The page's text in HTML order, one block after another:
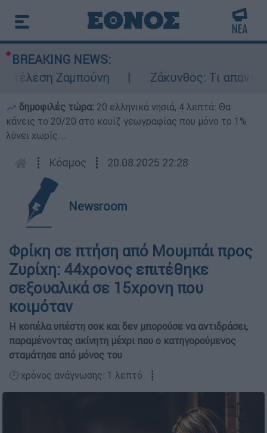
BREAKING NEWS:
Ζαμπούνη
Ζάκυνθος: Τι απαντά
δημοφιλές τώρα: 20 ελληνικά νησιά, 4 λεπτά: Θα
κάνεις το 20/20 στο κουίζ γεωγραφίας που μόνο το 1%
λύνει χωρίς...
┋ Κόσμος ┋ 20.08.2025 22:28
Newsroom
Φρίκη σε πτήση από Μουμπάι προς
Ζυρίχη: 44χρονος επιτέθηκε
σεξουαλικά σε 15χρονη που
κοιμόταν
Η κοπέλα υπέστη σοκ και δεν μπορούσε να αντιδράσει,
παραμένοντας ακίνητη μέχρι που ο κατηγορούμενος
σταμάτησε από μόνος του
🕛 χρόνος ανάγνωσης: 1 λεπτό ┋